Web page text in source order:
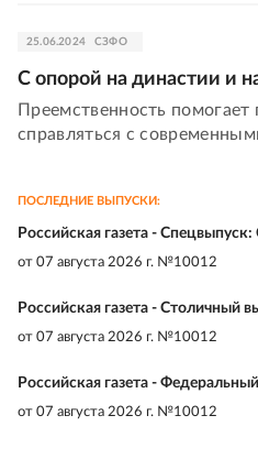
25.06.2024 СЗФО
С опорой на династии и
Преемственность
справляться с
ПОСЛЕДНИЕ ВЫПУСКИ:
Российская газета -
от 07 августа 2026 г. №10012
Российская газета - Столичный
от 07 августа 2026 г. №10012
Российская газета -
от 07 августа 2026 г. №10012